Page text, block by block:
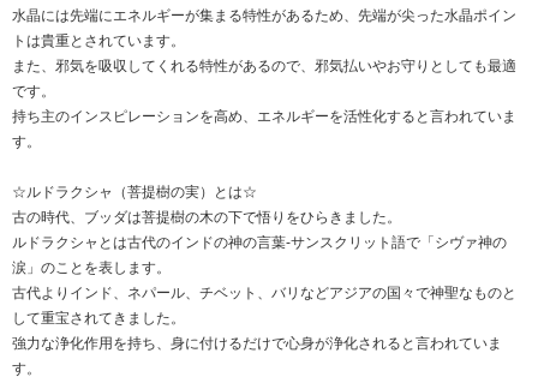
水晶には先端にエネルギーが集まる特性があるため、先端が尖った水晶ポイン
トは貴重とされています。
また、邪気を吸収してくれる特性があるので、邪気払いやお守りとしても最適
です。
持ち主のインスピレーションを高め、エネルギーを活性化すると言われていま
す。
☆ルドラクシャ（菩提樹の実）とは☆
古の時代、ブッダは菩提樹の木の下で悟りをひらきました。
ルドラクシャとは古代のインドの神の言葉-サンスクリット語で「シヴァ神の
涙」のことを表します。
古代よりインド、ネパール、チベット、バリなどアジアの国々で神聖なものと
して重宝されてきました。
強力な浄化作用を持ち、身に付けるだけで心身が浄化されると言われていま
す。